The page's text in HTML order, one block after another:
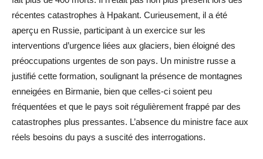
récentes catastrophes à Hpakant. Curieusement, il a été
aperçu en Russie, participant à un exercice sur les
interventions d’urgence liées aux glaciers, bien éloigné des
préoccupations urgentes de son pays. Un ministre russe a
justifié cette formation, soulignant la présence de montagnes
enneigées en Birmanie, bien que celles-ci soient peu
fréquentées et que le pays soit régulièrement frappé par des
catastrophes plus pressantes. L’absence du ministre face aux
réels besoins du pays a suscité des interrogations.